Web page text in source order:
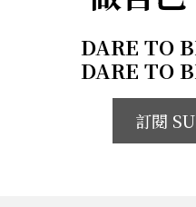
DARE TO
DARE TO
訂閱